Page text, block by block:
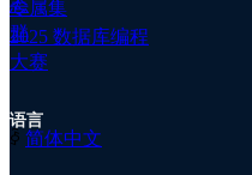
关
于
入
数据库 DevOps - SQL 开
及 TDSQL MySQL 版数
态
专属集
群
2025 数据库编程
大赛
语言
ꀅ 简体中文